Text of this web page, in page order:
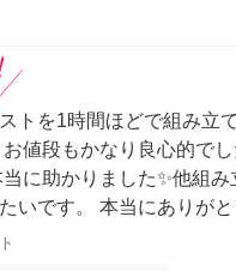
トを1時間ほどで組み立
値段もかなり良心的で
に助かりました✨他組
いです。 本当にありが